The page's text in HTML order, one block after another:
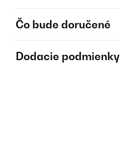
Čo bude doručené
Dodacie podmienky